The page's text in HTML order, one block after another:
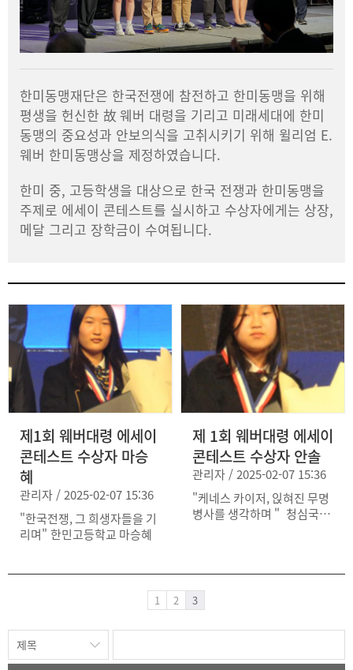
한미동맹재단은 한국전쟁에 참전하고 한미동맹을 위해
평생을 헌신한 故 웨버 대령을 기리고 미래세대에 한미
동맹의 중요성과 안보의식을 고취시키기 위해 윌리엄 E.
웨버 한미동맹상을 제정하였습니다.
한미 중, 고등학생을 대상으로 한국 전쟁과 한미동맹을
주제로 에세이 콘테스트를 실시하고 수상자에게는 상장,
메달 그리고 장학금이 수여됩니다.
제1회 웨버대령 에세이
콘테스트 수상자 마승
혜
관리자 / 2025-02-07 15:36
"한국전쟁, 그 희생자들을 기
리며" 한민고등학교 마승혜
제 1회 웨버대령 에세이
콘테스트 수상자 안솔
관리자 / 2025-02-07 15:36
"케네스 카이저, 읹혀진 무명
병사를 생각하며 " 청심국제
1 2 3